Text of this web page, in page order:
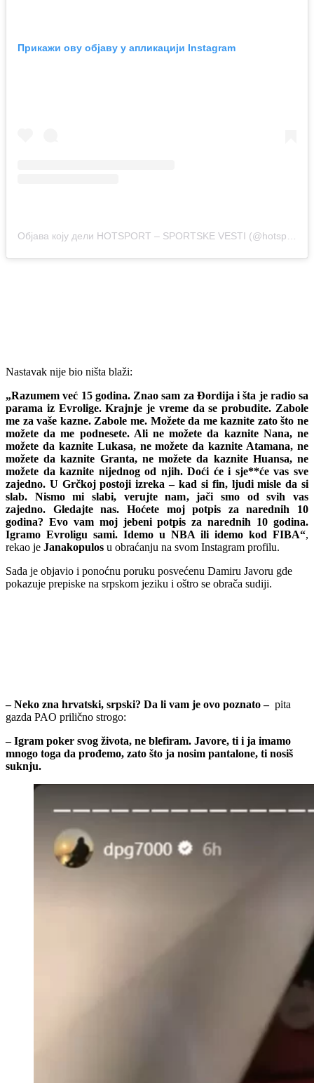
Прикажи ову објаву у апликацији Instagram
Nastavak nije bio ništa blaži:
„Razumem već 15 godina. Znao sam za Đordija i šta je radio sa
parama iz Evrolige. Krajnje je vreme da se probudite. Zabole
me za vaše kazne. Zabole me. Možete da me kaznite zato što ne
možete da me podnesete. Ali ne možete da kaznite Nana, ne
možete da kaznite Lukasa, ne možete da kaznite Atamana, ne
možete da kaznite Granta, ne možete da kaznite Huansa, ne
možete da kaznite nijednog od njih. Doći će i sje**će vas sve
zajedno. U Grčkoj postoji izreka – kad si fin, ljudi misle da si
slab. Nismo mi slabi, verujte nam, jači smo od svih vas
zajedno. Gledajte nas. Hoćete moj potpis za narednih 10
godina? Evo vam moj jebeni potpis za narednih 10 godina.
Igramo Evroligu sami. Idemo u NBA ili idemo kod FIBA“,
rekao je Janakopulos u obraćanju na svom Instagram profilu.
Sada je objavio i ponoćnu poruku posvećenu Damiru Javoru gde
pokazuje prepiske na srpskom jeziku i oštro se obrača sudiji.
– Neko zna hrvatski, srpski? Da li vam je ovo poznato –pita
gazda PAO prilično strogo:
– Igram poker svog života, ne blefiram. Javore, ti i ja imamo
mnogo toga da prođemo, zato što ja nosim pantalone, ti nosiš
suknju.